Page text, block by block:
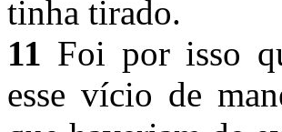
tinha tirado.
11 Foi por isso
esse vício de